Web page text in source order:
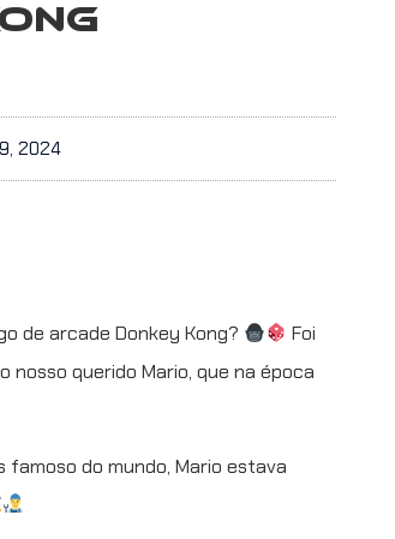
2024
de arcade Donkey Kong?
Foi
querido Mario, que na época
famoso do mundo, Mario estava